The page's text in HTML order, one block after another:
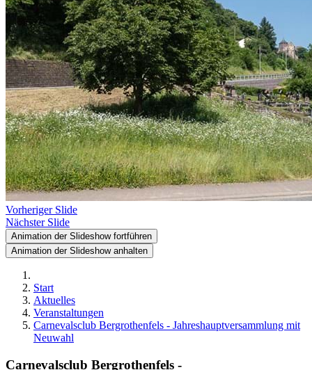
Vorheriger Slide
Nächster Slide
Animation der Slideshow fortführen
Animation der Slideshow anhalten
Start
Aktuelles
Veranstaltungen
Carnevalsclub Bergrothenfels - Jahreshauptversammlung mit
Neuwahl
Carnevalsclub Bergrothenfels -